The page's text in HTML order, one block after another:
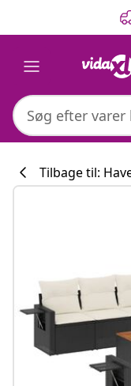
Tilbage til: